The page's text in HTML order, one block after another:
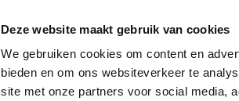
Deze website maakt gebruik van cookies
We gebruiken cookies om content en
bieden en om ons websiteverkeer te
site met onze partners voor social media,
Pensioen